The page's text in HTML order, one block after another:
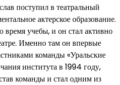
поступил в театральный
актерское образование.
время учебы, и он стал активно
Именно там он впервые
команды «Уральские
института в 1994 году,
команды и стал одним из